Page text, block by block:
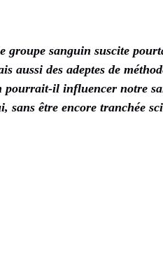
groupe sanguin suscite
aussi des adeptes de
pourrait-il influencer notre
sans être encore tranchée